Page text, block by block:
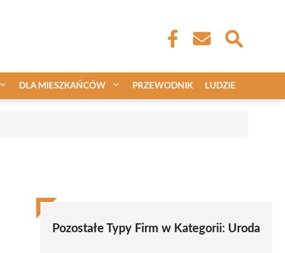
DLA MIESZKAŃCÓW PRZEWODNIK LUDZIE
Pozostałe Typy Firm w Kategorii: Uroda